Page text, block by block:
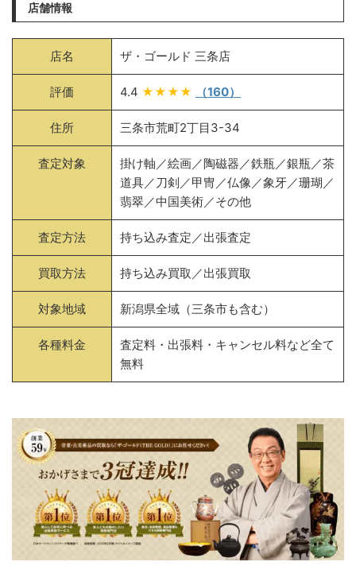
店舗情報
店名 ザ・ゴールド 三条店
評価 4.4 ★★★★ （160）
住所 三条市荒町2丁目3-34
査定対象
掛け軸／絵画／陶磁器／鉄瓶／銀瓶／茶
道具／刀剣／甲冑／仏像／象牙／珊瑚／
翡翠／中国美術／その他
査定方法 持ち込み査定／出張査定
買取方法 持ち込み買取／出張買取
対象地域 新潟県全域（三条市も含む）
各種料金
査定料・出張料・キャンセル料など全て
無料